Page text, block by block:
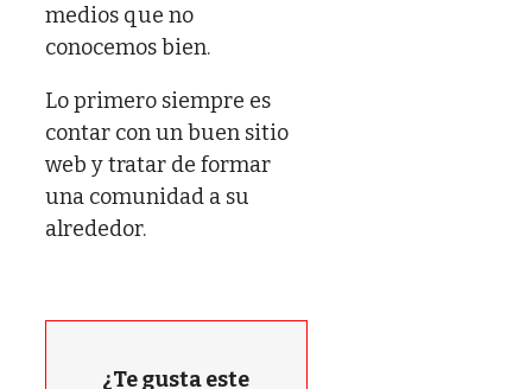
medios que no
conocemos bien.
Lo primero siempre es
contar con un buen sitio
web y tratar de formar
una comunidad a su
alrededor.
¿Te gusta este